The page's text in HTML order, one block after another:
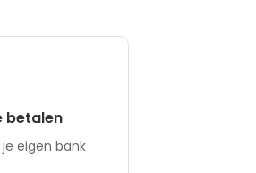
betalen
eigen bank